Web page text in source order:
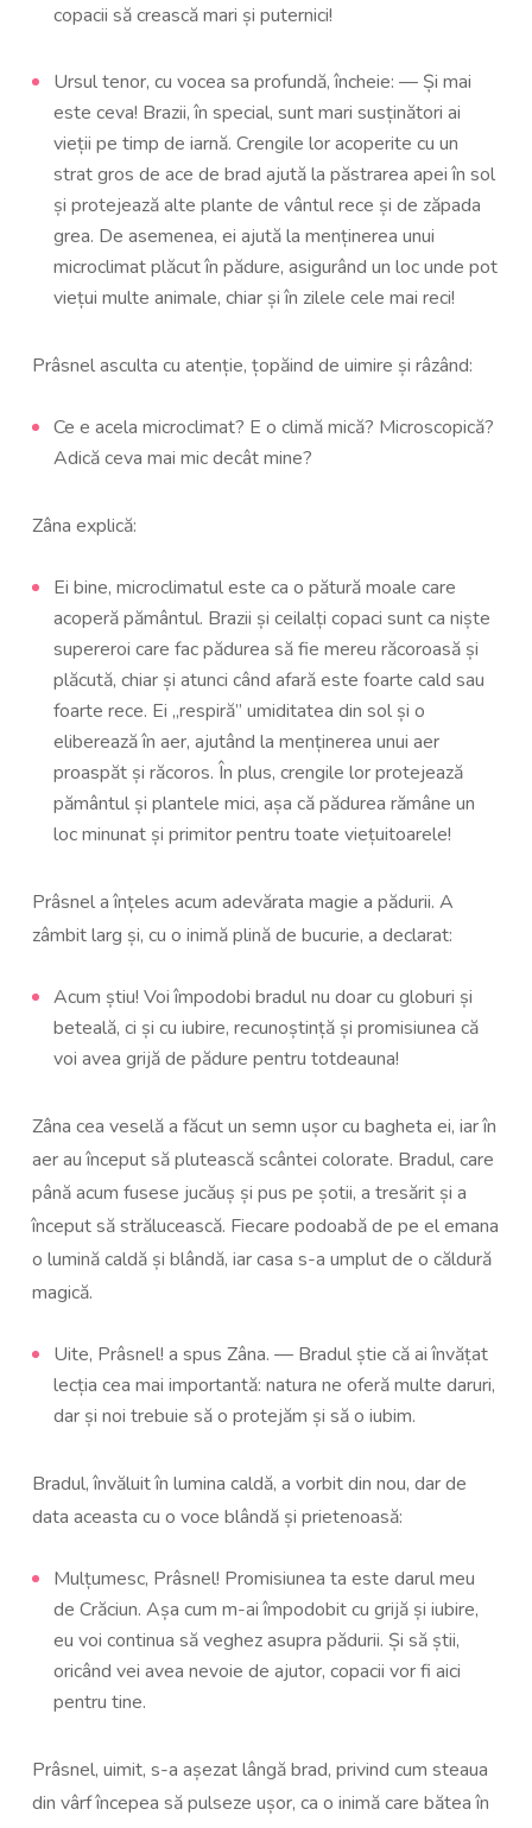
copacii să crească mari și puternici!
Ursul tenor, cu vocea sa profundă, încheie: — Și mai
este ceva! Brazii, în special, sunt mari susținători ai
vieții pe timp de iarnă. Crengile lor acoperite cu un
strat gros de ace de brad ajută la păstrarea apei în sol
și protejează alte plante de vântul rece și de zăpada
grea. De asemenea, ei ajută la menținerea unui
microclimat plăcut în pădure, asigurând un loc unde pot
viețui multe animale, chiar și în zilele cele mai reci!
Prâsnel asculta cu atenție, țopăind de uimire și râzând:
Ce e acela microclimat? E o climă mică? Microscopică?
Adică ceva mai mic decât mine?
Zâna explică:
Ei bine, microclimatul este ca o pătură moale care
acoperă pământul. Brazii și ceilalți copaci sunt ca niște
supereroi care fac pădurea să fie mereu răcoroasă și
plăcută, chiar și atunci când afară este foarte cald sau
foarte rece. Ei „respiră” umiditatea din sol și o
eliberează în aer, ajutând la menținerea unui aer
proaspăt și răcoros. În plus, crengile lor protejează
pământul și plantele mici, așa că pădurea rămâne un
loc minunat și primitor pentru toate viețuitoarele!
Prâsnel a înțeles acum adevărata magie a pădurii. A
zâmbit larg și, cu o inimă plină de bucurie, a declarat:
Acum știu! Voi împodobi bradul nu doar cu globuri și
beteală, ci și cu iubire, recunoștință și promisiunea că
voi avea grijă de pădure pentru totdeauna!
Zâna cea veselă a făcut un semn ușor cu bagheta ei, iar în
aer au început să plutească scântei colorate. Bradul, care
până acum fusese jucăuș și pus pe șotii, a tresărit și a
început să strălucească. Fiecare podoabă de pe el emana
o lumină caldă și blândă, iar casa s-a umplut de o căldură
magică.
Uite, Prâsnel! a spus Zâna. — Bradul știe că ai învățat
lecția cea mai importantă: natura ne oferă multe daruri,
dar și noi trebuie să o protejăm și să o iubim.
Bradul, învăluit în lumina caldă, a vorbit din nou, dar de
data aceasta cu o voce blândă și prietenoasă:
Mulțumesc, Prâsnel! Promisiunea ta este darul meu
de Crăciun. Așa cum m-ai împodobit cu grijă și iubire,
eu voi continua să veghez asupra pădurii. Și să știi,
oricând vei avea nevoie de ajutor, copacii vor fi aici
pentru tine.
Prâsnel, uimit, s-a așezat lângă brad, privind cum steaua
din vârf începea să pulseze ușor, ca o inimă care bătea în